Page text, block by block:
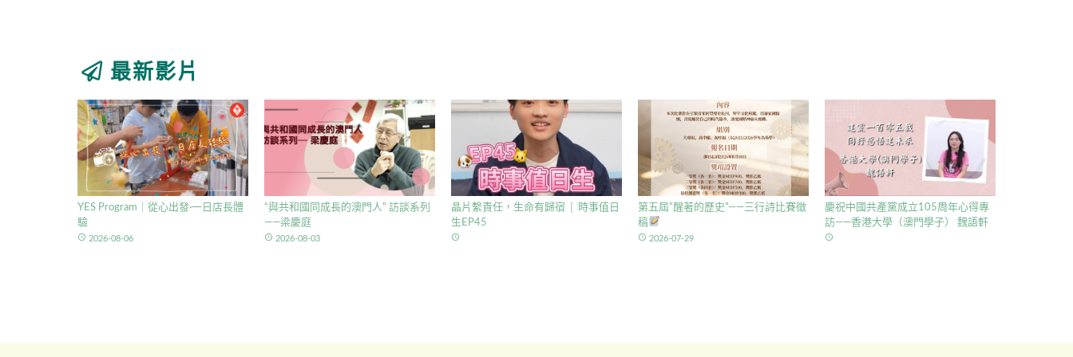
最新影片
YES Program｜從心出發·一日店長體
驗
access_time 2026-08-06
“與共和國同成長的澳門人” 訪談系列
——梁慶庭
access_time 2026-08-03
晶片繫責任，生命有歸宿 │ 時事值日
生EP45
access_time
第五屆”醒著的歷史”——三行詩比賽徵
稿
access_time 2026-07-29
慶祝中國共產黨成立105周年心得專
訪——香港大學（澳門學子） 魏語軒
access_time